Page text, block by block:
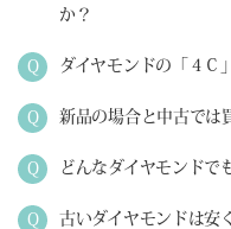
か？
ダイヤモンドの「４Ｃ
新品の場合と中古では
どんなダイヤモンドで
古いダイヤモンドは安